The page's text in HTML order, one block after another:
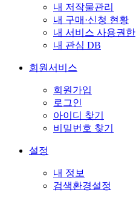
내 저작물관리
내 구매·신청 현황
내 서비스 사용권한
내 관심 DB
회원서비스
회원가입
로그인
아이디 찾기
비밀번호 찾기
설정
내 정보
검색환경설정